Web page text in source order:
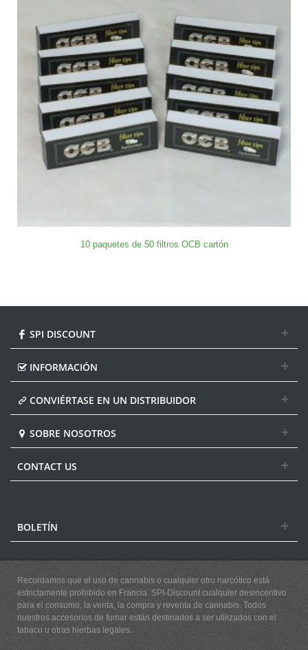
10 paquetes de 50 filtros OCB cartón
SPI DISCOUNT
INFORMACIÓN
CONVIÉRTASE EN UN DISTRIBUIDOR
SOBRE NOSOTROS
CONTACT US
BOLETÍN
Recordamos que el uso de cannabis o cualquier otro narcótico está
estrictamente prohibido en Francia. SPI-Discount cualquier desincentivo
para el consumo, la venta, la compra y reventa de cannabis. Todos
nuestros accesorios de fumar están destinados a ser utilizados con el
tabaco u otras hierbas legales.